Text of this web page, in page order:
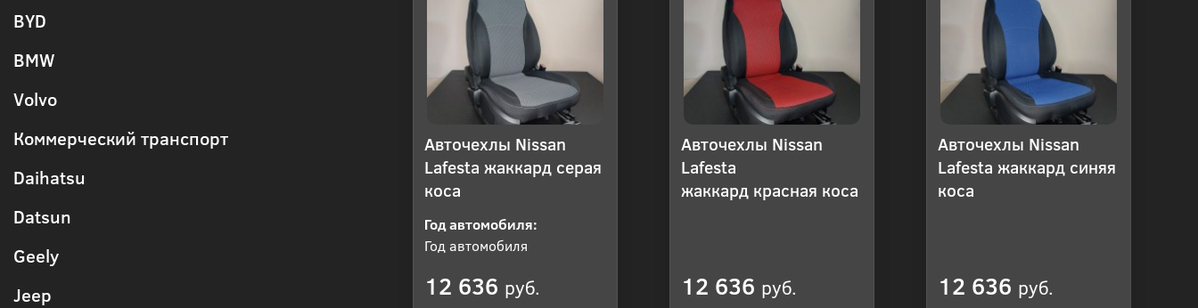
BYD
BMW
Volvo
Коммерческий транспорт
Daihatsu
Datsun
Geely
Jeep
Авточехлы Nissan
Lafesta жаккард серая
коса
Год автомобиля:
Год автомобиля
12 636 руб.
Авточехлы Nissan
Lafesta
жаккард красная коса
12 636 руб.
Авточехлы Nissan
Lafesta жаккард синяя
коса
12 636 руб.